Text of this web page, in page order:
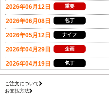
ご注文について
お支払方法